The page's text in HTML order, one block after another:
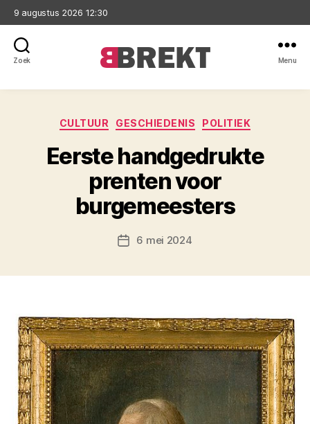
9 augustus 2026 12:30
Zoek Menu
Categorieën
CULTUUR GESCHIEDENIS POLITIEK
Eerste handgedrukte
prenten voor
burgemeesters
Berichtdatum
6 mei 2024